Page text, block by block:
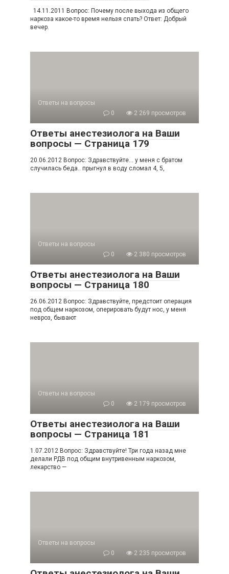
14.11.2011 Вопрос: Почему после выхода из общего
наркоза какое-то время нельзя спать? Ответ: Добрый
вечер.
Ответы на вопросы
0
2 269 просмотров
Ответы анестезиолога на Ваши
вопросы — Страница 179
20.06.2012 Вопрос: Здравствуйте… у меня с братом
случилась беда.. прыгнул в воду сломал 4, 5,
Ответы на вопросы
0
2 380 просмотров
Ответы анестезиолога на Ваши
вопросы — Страница 180
26.06.2012 Вопрос: Здравствуйте, предстоит операция
под общем наркозом, оперировать будут нос, у меня
невроз, бывают
Ответы на вопросы
0
2 179 просмотров
Ответы анестезиолога на Ваши
вопросы — Страница 181
1.07.2012 Вопрос: Здравствуйте! Три года назад мне
делали РДВ под общим внутривенным наркозом,
лекарство —
Ответы на вопросы
0
2 235 просмотров